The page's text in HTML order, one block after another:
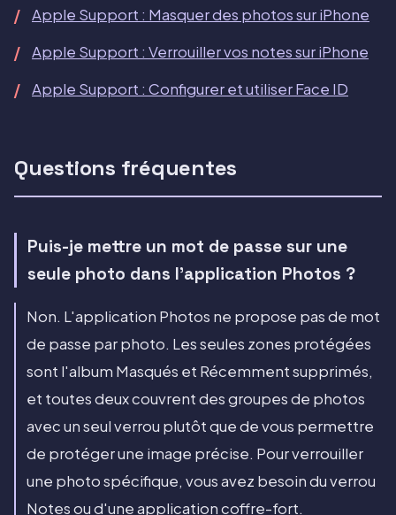
Apple Support : Masquer des photos sur iPhone
Apple Support : Verrouiller vos notes sur iPhone
Apple Support : Configurer et utiliser Face ID
Questions fréquentes
Puis-je mettre un mot de passe sur une
seule photo dans l'application Photos ?
Non. L'application Photos ne propose pas de mot
de passe par photo. Les seules zones protégées
sont l'album Masqués et Récemment supprimés,
et toutes deux couvrent des groupes de photos
avec un seul verrou plutôt que de vous permettre
de protéger une image précise. Pour verrouiller
une photo spécifique, vous avez besoin du verrou
Notes ou d'une application coffre-fort.